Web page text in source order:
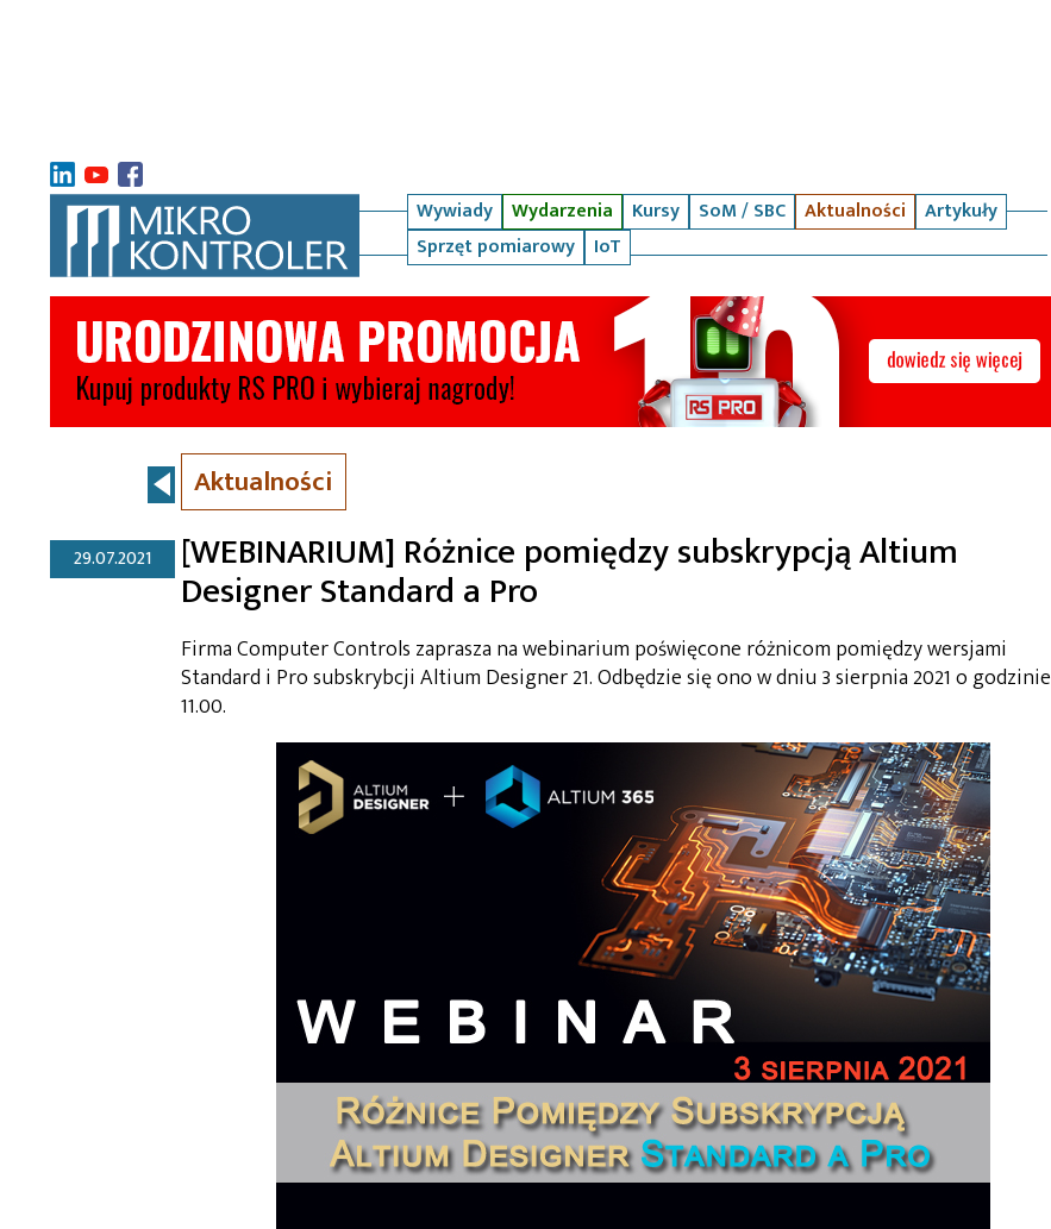
Wywiady Wydarzenia Kursy SoM / SBC Aktualności
Artykuły
Sprzęt pomiarowy
IoT
Aktualności
29.07.2021 [WEBINARIUM] Różnice pomiędzy subskrypcją Altium
Designer Standard a Pro
Firma Computer Controls zaprasza na webinarium poświęcone różnicom pomiędzy wersjami
Standard i Pro subskrybcji Altium Designer 21. Odbędzie się ono w dniu 3 sierpnia 2021 o godzinie
11.00.